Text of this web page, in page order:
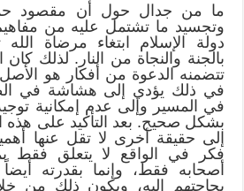
ما من جدال حول أن مقصود
وتجسيد ما تشتمل عليه من
دولة الإسلام ابتغاء مرضاة الله
بالجنة والنجاة من النار. لذلك
تتضمنه الدعوة من أفكار هو
في ذلك يؤدي إلى هشاشة في
في المسير وإلى عدم إمكانية توجيه
بشكل صحيح. بعد التأكيد على هذه
إلى حقيقة أخرى لا تقل عنها
فكر في الواقع لا يتعلق فقط
أصحابه فقط، وإنما بقدرته
بحاجتهم إليه، ويكون ذلك من